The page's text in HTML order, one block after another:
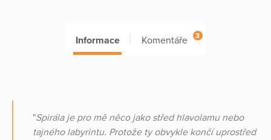
Informace Komentáře 3
"Spirála je pro mě něco jako střed hlavolamu nebo
tajného labyrintu. Protože ty obvykle končí uprostřed